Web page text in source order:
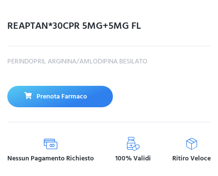
REAPTAN*30CPR 5MG+5MG FL
PERINDOPRIL ARGININA/AMLODIPINA BESILATO
Prenota Farmaco
Nessun Pagamento Richiesto 100% Validi Ritiro Veloce